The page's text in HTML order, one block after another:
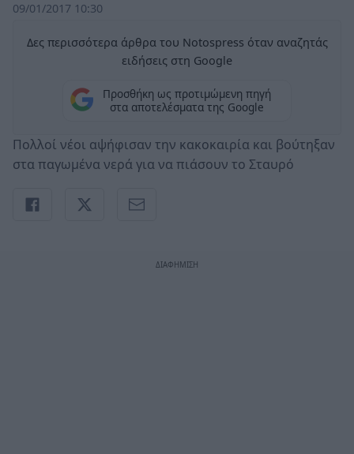
09/01/2017 10:30
Δες περισσότερα άρθρα του Notospress όταν αναζητάς
ειδήσεις στη Google
Προσθήκη ως προτιμώμενη πηγή
στα αποτελέσματα της Google
Πολλοί νέοι αψήφισαν την κακοκαιρία και βούτηξαν
στα παγωμένα νερά για να πιάσουν το Σταυρό